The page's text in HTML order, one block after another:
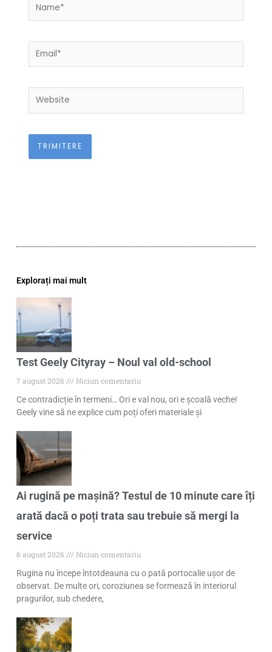
Email*
Website
Explorați mai mult
Test Geely Cityray – Noul val old-school
7 august 2026
Niciun comentariu
Ce contradicție în termeni… Ori e val nou, ori e școală veche!
Geely vine să ne explice cum poți oferi materiale și
Ai rugină pe mașină? Testul de 10 minute care îți
arată dacă o poți trata sau trebuie să mergi la
service
6 august 2026
Niciun comentariu
Rugina nu începe întotdeauna cu o pată portocalie ușor de
observat. De multe ori, coroziunea se formează în interiorul
pragurilor, sub chedere,